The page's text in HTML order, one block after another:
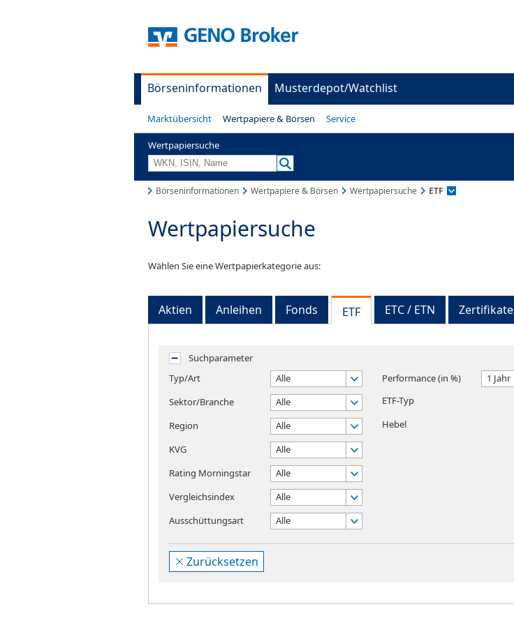
Börseninformationen Musterdepot/Watchlist
Marktübersicht Wertpapiere & Börsen Service
Wertpapiersuche
Börseninformationen Wertpapiere & Börsen Wertpapiersuche ETF
Wertpapiersuche
Wählen Sie eine Wertpapierkategorie aus:
Aktien Anleihen Fonds ETF ETC / ETN Zertifikate
Suchparameter
Typ/Art
Alle
Sektor/Branche
Alle
Region
Alle
KVG
Alle
Rating Morningstar
Alle
Vergleichsindex
Alle
Ausschüttungsart
Alle
Performance (in %)
1 Jahr
ETF-Typ
Hebel
Zurücksetzen